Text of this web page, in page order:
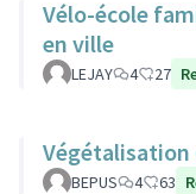
Vélo-école
en ville
LEJAY 4 27
Végétalisation
BEPUS 4 63